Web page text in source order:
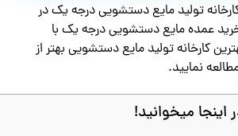
تولید مایع دستشویی درجه یک در
خرید عمده مایع دستشویی درجه یک با
کارخانه تولید مایع دستشویی بهتر از
نمایید.
اینجا میخوانید!